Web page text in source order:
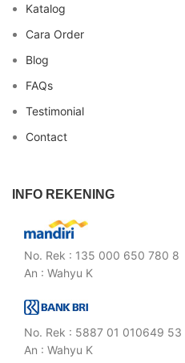
Katalog
Cara Order
Blog
FAQs
Testimonial
Contact
INFO REKENING
No. Rek : 135 000 650 780 8
An : Wahyu K
No. Rek : 5887 01 010649 53
An : Wahyu K